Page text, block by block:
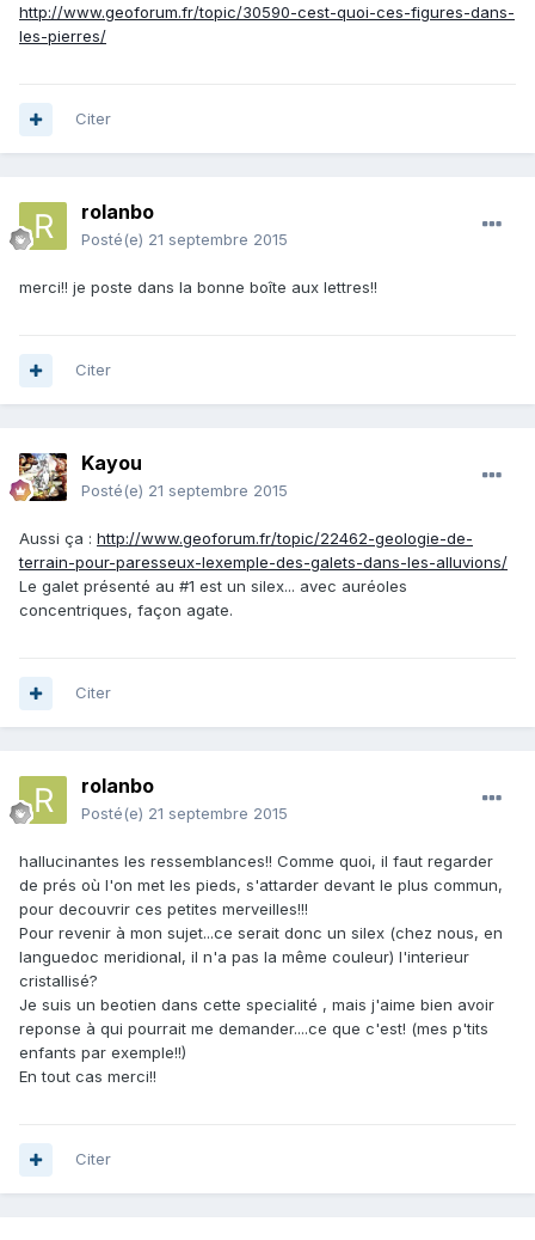
http://www.geoforum.fr/topic/30590-cest-quoi-ces-figures-dans-
les-pierres/
Citer
rolanbo
Posté(e) 21 septembre 2015
merci!! je poste dans la bonne boîte aux lettres!!
Citer
Kayou
Posté(e) 21 septembre 2015
Aussi ça : http://www.geoforum.fr/topic/22462-geologie-de-
terrain-pour-paresseux-lexemple-des-galets-dans-les-alluvions/
Le galet présenté au #1 est un silex... avec auréoles
concentriques, façon agate.
Citer
rolanbo
Posté(e) 21 septembre 2015
hallucinantes les ressemblances!! Comme quoi, il faut regarder
de prés où l'on met les pieds, s'attarder devant le plus commun,
pour decouvrir ces petites merveilles!!!
Pour revenir à mon sujet...ce serait donc un silex (chez nous, en
languedoc meridional, il n'a pas la même couleur) l'interieur
cristallisé?
Je suis un beotien dans cette specialité , mais j'aime bien avoir
reponse à qui pourrait me demander....ce que c'est! (mes p'tits
enfants par exemple!!)
En tout cas merci!!
Citer